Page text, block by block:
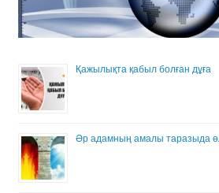
Қажылықта қабыл болған дұға
Әр адамның амалы таразыда